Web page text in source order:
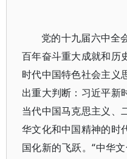
党的十九届六中全
百年奋斗重大成就和历
时代中国特色社会主义
出重大判断：习近平新
当代中国马克思主义、
华文化和中国精神的时
国化新的飞跃。“中华